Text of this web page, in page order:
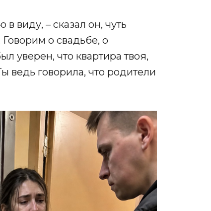
виду, – сказал он, чуть
о свадьбе, о
уверен, что квартира твоя,
ведь говорила, что родители